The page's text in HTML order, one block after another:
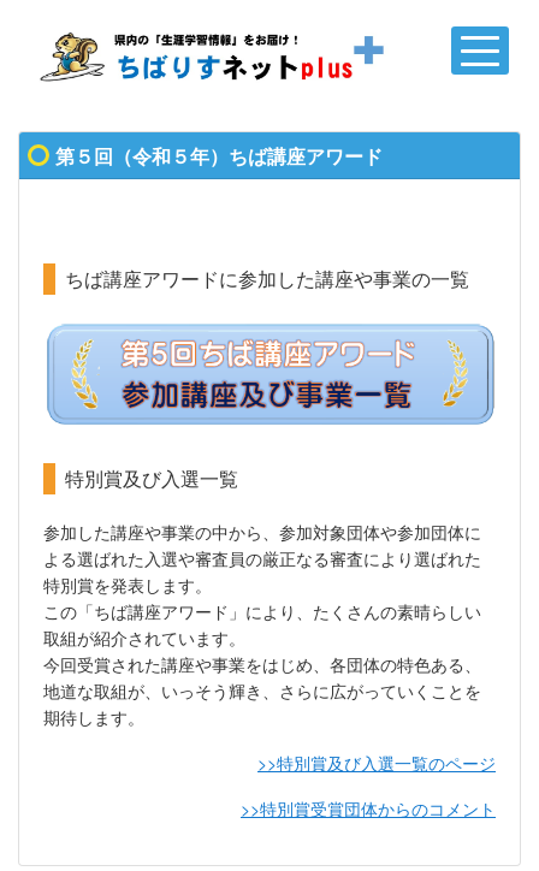
第５回（令和５年）ちば講座アワード
ちば講座アワードに参加した講座や事業の一覧
特別賞及び入選一覧
参加した講座や事業の中から、参加対象団体や参加団体に
よる選ばれた入選や審査員の厳正なる審査により選ばれた
特別賞を発表します。
この「ちば講座アワード」により、たくさんの素晴らしい
取組が紹介されています。
今回受賞された講座や事業をはじめ、各団体の特色ある、
地道な取組が、いっそう輝き、さらに広がっていくことを
期待します。
>>特別賞及び入選一覧のページ
>>特別賞受賞団体からのコメント